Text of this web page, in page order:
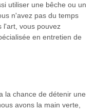
utiliser une bêche ou un
n'avez pas du temps
l'art, vous pouvez
en entretien de
la chance de détenir une
avons la main verte,